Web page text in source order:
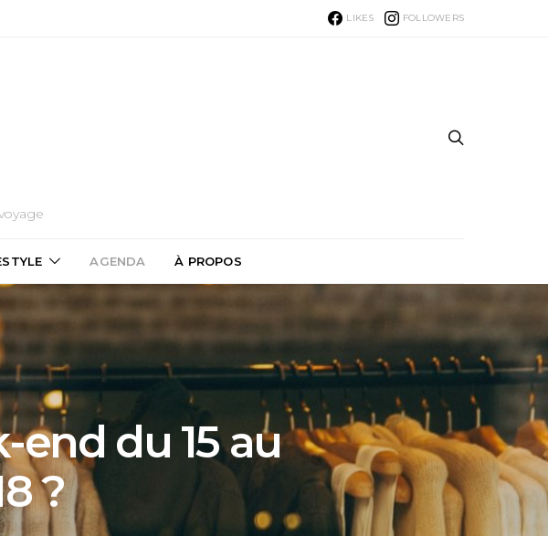
LIKES FOLLOWERS
AGENDA À PROPOS
du 15 au
?